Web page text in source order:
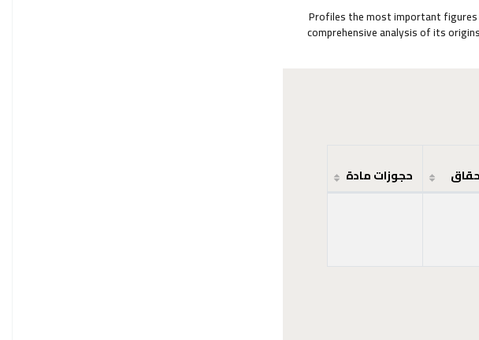
"Profiles the most important figures
comprehensive analysis of its
حجوزات مادة